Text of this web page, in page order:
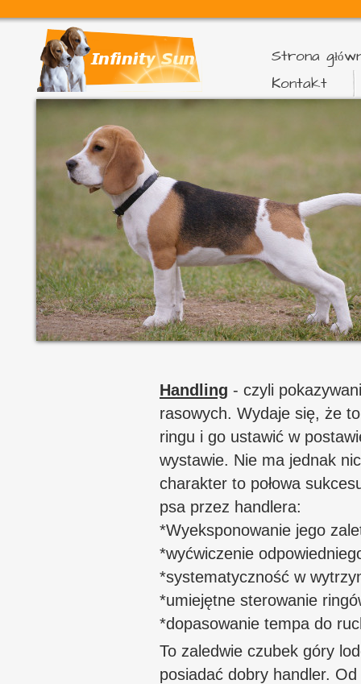
Strona
Kontakt
Handling - czyli
rasowych. Wydaje się, że
ringu i go ustawić w
wystawie. Nie ma jednak
charakter to połowa
psa przez handlera:
*Wyeksponowanie jego
*wyćwiczenie
*systematyczność w
*umiejętne sterowanie
*dopasowanie tempa do
To zaledwie czubek góry
posiadać dobry handler.